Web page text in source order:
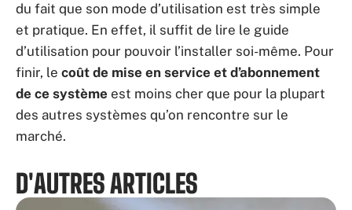
du fait que son mode d’utilisation est très simple
et pratique. En effet, il suffit de lire le guide
d’utilisation pour pouvoir l’installer soi-même. Pour
finir, le coût de mise en service et d’abonnement
de ce système est moins cher que pour la plupart
des autres systèmes qu’on rencontre sur le
marché.
D'AUTRES ARTICLES